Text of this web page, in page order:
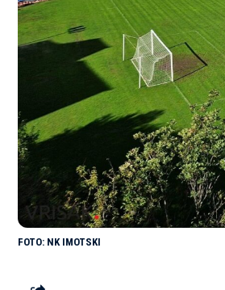
NK IMOTSKI